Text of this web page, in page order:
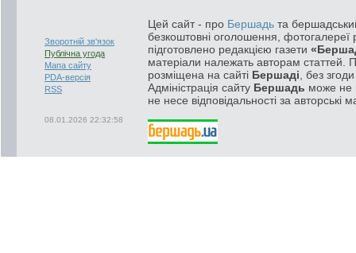
Зворотній зв'язок
Публічна угода
Мапа сайту
PDA-версія
RSS
08.01.2026 22:32:58
Цей сайт - про Бершадь та
безкоштовні оголошення, фотогалереї
підготовлено редакцією газети
матеріали належать авторам статтей.
розміщена на сайті Бершаді , без
Адміністрація сайту Бершадь може не
не несе відповідальності за авторські